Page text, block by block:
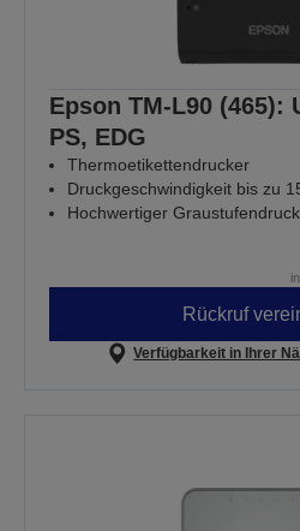
Epson TM-L90 (465):
PS, EDG
Thermoetikettendrucker
Druckgeschwindigkeit bis zu
Hochwertiger Graustufendruck
Rückruf
Verfügbarkeit in Ihrer